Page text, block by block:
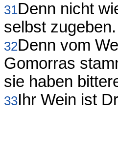
31Denn nicht
selbst zugeben.
32Denn vom
Gomorras
sie haben
33Ihr Wein ist